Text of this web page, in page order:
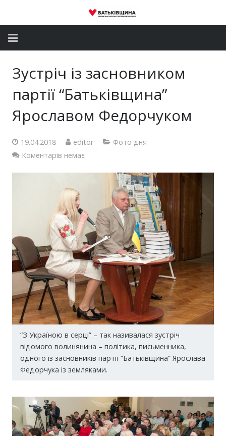
Новини
Партія
Громадські приймальні
Зустріч із засновником
партії “Батьківщина”
Ярославом Федорчуком
19.04.2018 editor
Фото дня
Коментарів немає
“З Україною в серці” – так називалася зустріч
відомого волинянина – політика, письменника,
одного із засновників партії “Батьківщина” Ярослава
Федорчука із земляками.